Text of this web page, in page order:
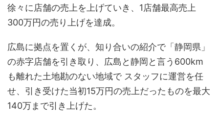
徐々に店舗の売上を上げていき、1店舗最高売上
300万円の売り上げを達成。
広島に拠点を置くが、知り合いの紹介で「静岡県」
の赤字店舗を引き取り、広島と静岡と言う600km
も離れた土地勘のない地域で スタッフに運営を任
せ、引き受けた当初15万円の売上だったものを最大
140万まで引き上げた。